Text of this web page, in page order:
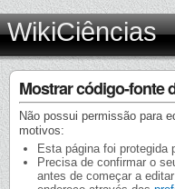
WikiCiências
Mostrar código-fonte
Não possui permissão para
motivos:
Esta página foi protegida
Precisa de confirmar o
antes de começar a